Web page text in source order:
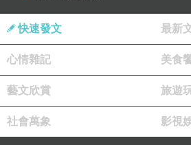
快速發文 最新
心情雜記 美食
藝文欣賞 旅遊
社會萬象 影視